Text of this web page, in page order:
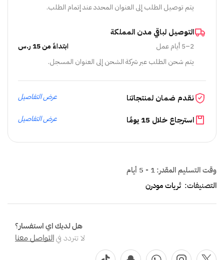
يتم توصيل الطلب إلى العنوان المحدد عند إتمام الطلب.
التوصيل لباقي مدن المملكة
2–5 أيام عمل
ابتداءً من 15 ر.س
يتم شحن الطلب عبر شركة الشحن إلى العنوان المسجل.
نقدم ضمان لمنتجاتنا عرض التفاصيل
استرجاع خلال 15 يومًا عرض التفاصيل
وقت التسليم المقدر:1 - 5 أيام
التصنيفات: ثريات مودرن
هل لديك اي استفسار؟
لا تتردد فيالتواصل معنا